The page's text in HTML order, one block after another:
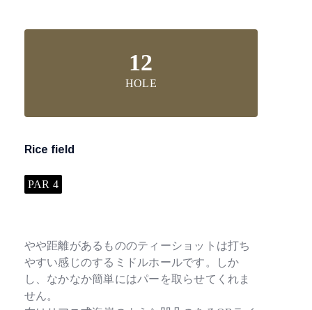
12
HOLE
Rice field
PAR 4
やや距離があるもののティーショットは打ち
やすい感じのするミドルホールです。しか
し、なかなか簡単にはパーを取らせてくれま
せん。